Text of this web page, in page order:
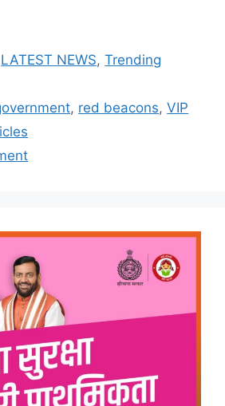
LATEST NEWS,Trending
, red beacons,VIP